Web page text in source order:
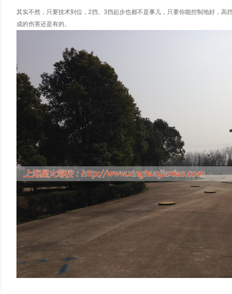
其实不然，只要技术到位，2挡、3挡起步也都不是事儿，只要你能控制地好，高
成的伤害还是有的。